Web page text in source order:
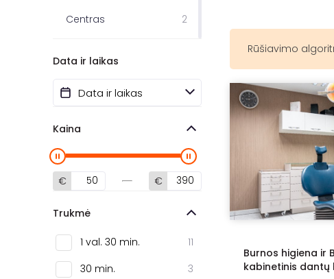
Centras
2
Akademija
Klaipėda
10
Šiauliai
3
Panevėžys
2
Joniškis
Kupiškis
Pakruojis
Data ir laikas
Kaina
€ €
Trukmė
1 val. 30 min.
11
30 min.
3
Rūšiavimo
Burnos higiena ir
kabinetinis dantų